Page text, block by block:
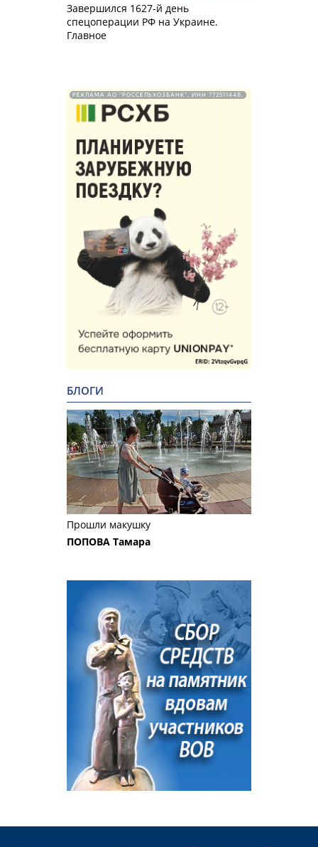
Завершился 1627-й день
спецоперации РФ на Украине.
Главное
РЕКЛАМА АО "РОССЕЛЬХОЗБАНК". ИНН 772511448.
БЛОГИ
Прошли макушку
ПОПОВА Тамара